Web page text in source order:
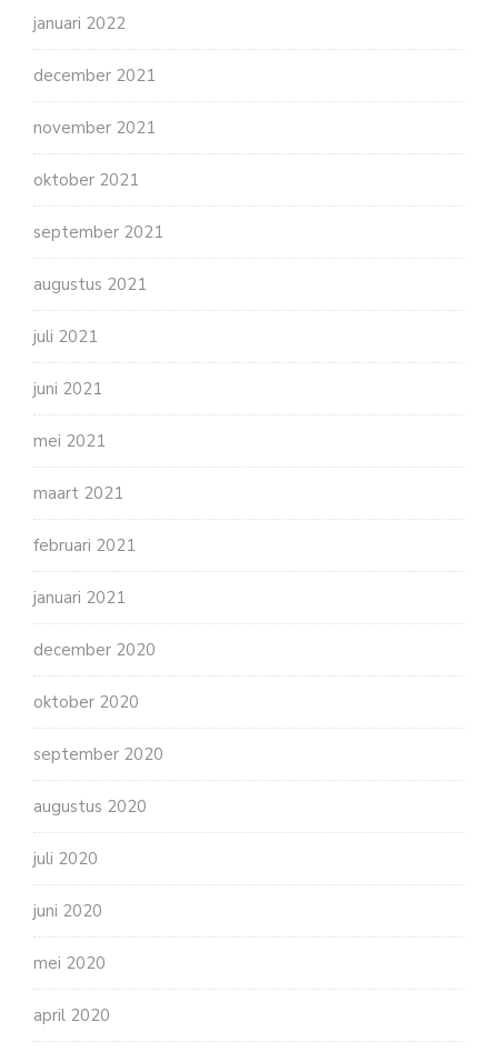
januari 2022
december 2021
november 2021
oktober 2021
september 2021
augustus 2021
juli 2021
juni 2021
mei 2021
maart 2021
februari 2021
januari 2021
december 2020
oktober 2020
september 2020
augustus 2020
juli 2020
juni 2020
mei 2020
april 2020